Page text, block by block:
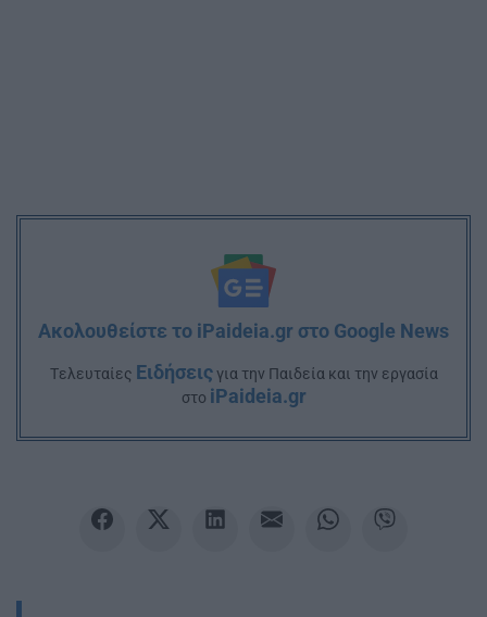
Ακολουθείστε το iPaideia.gr στο Google News
Tελευταίες Ειδήσειςγια την Παιδεία και την εργασία
στο iPaideia.gr